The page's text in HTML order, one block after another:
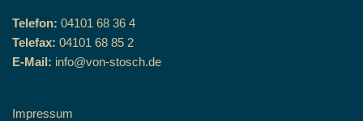
Telefon: 04101 68 36 4
Telefax: 04101 68 85 2
E-Mail: info@von-stosch.de
Impressum